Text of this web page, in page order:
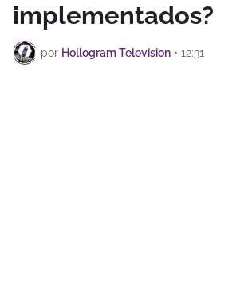
implementados?
por Hollogram Television • 12:31